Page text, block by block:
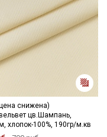
снижена)
цв.Шампань,
хлопок-100%, 190гр/м.кв